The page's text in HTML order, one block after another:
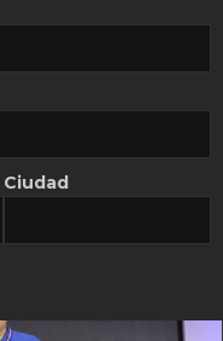
por costos
Ciudad